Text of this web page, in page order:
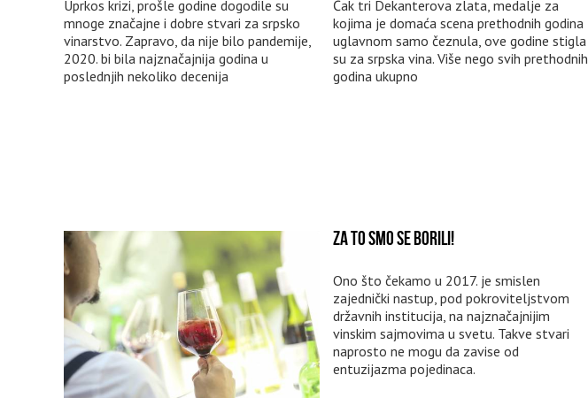
Uprkos krizi, prošle godine dogodile su
mnoge značajne i dobre stvari za srpsko
vinarstvo. Zapravo, da nije bilo pandemije,
2020. bi bila najznačajnija godina u
poslednjih nekoliko decenija
Čak tri Dekanterova zlata, medalje za
kojima je domaća scena prethodnih godina
uglavnom samo čeznula, ove godine stigla
su za srpska vina. Više nego svih prethodnih
godina ukupno
ZA TO SMO SE BORILI!
Ono što čekamo u 2017. je smislen
zajednički nastup, pod pokroviteljstvom
državnih institucija, na najznačajnijim
vinskim sajmovima u svetu. Takve stvari
naprosto ne mogu da zavise od
entuzijazma pojedinaca.